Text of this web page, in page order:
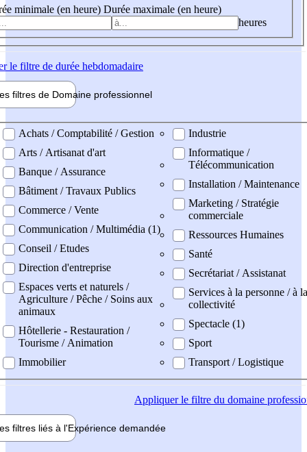
minimale (en heure) Durée maximale (en heure)
heures
le filtre de durée hebdomadaire
filtres de Domaine professionnel
professionel
Achats / Comptabilité / Gestion
Arts / Artisanat d'art
Banque / Assurance
Bâtiment / Travaux Publics
Commerce / Vente
Communication / Multimédia (1)
Conseil / Etudes
Direction d'entreprise
Espaces verts et naturels /
Agriculture / Pêche / Soins aux
animaux
Hôtellerie - Restauration /
Tourisme / Animation
Immobilier
Industrie
Informatique /
Télécommunication
Installation / Maintenance
Marketing / Stratégie
commerciale
Ressources Humaines
Santé
Secrétariat / Assistanat
Services à la personne / à la
collectivité
Spectacle (1)
Sport
Transport / Logistique
Appliquerle filtre du domaine
filtres liés à l'Expérience demandée